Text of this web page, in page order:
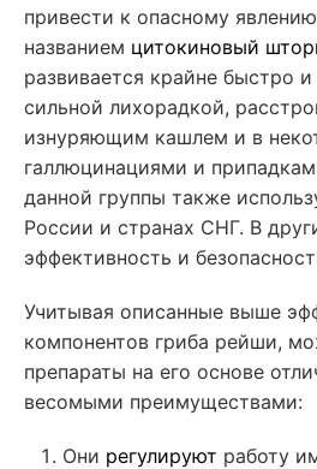
привести к опасному
названием цитокиновый
развивается крайне быстро
сильной лихорадкой,
изнуряющим кашлем и в
галлюцинациями и
данной группы также
России и странах СНГ. В
эффективность и
Учитывая описанные выше
компонентов гриба рейши,
препараты на его основе
весомыми преимуществами:
Они регулируют работу